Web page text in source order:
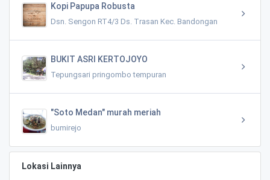
Kopi Papupa Robusta
Dsn. Sengon RT4/3 Ds. Trasan Kec. Bandongan
BUKIT ASRI KERTOJOYO
Tepungsari pringombo tempuran
"Soto Medan" murah meriah
bumirejo
Lokasi Lainnya